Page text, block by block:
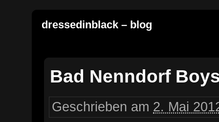
dressedinblack – blog
Bad Nenndorf
Geschrieben am 2. Mai